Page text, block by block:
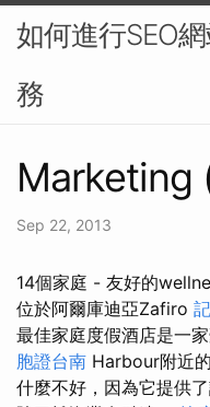
如何進行SEO
務
Marketing
Sep 22, 2013
14個家庭 - 友好的
位於阿爾庫迪亞Zafiro
最佳家庭度假酒店是一
胞證台南 Harbour附近
什麼不好，因為它提供